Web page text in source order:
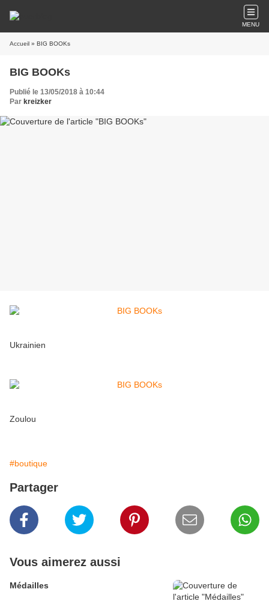
MENU
Accueil » BIG BOOKs
BIG BOOKs
Publié le 13/05/2018 à 10:44
Par kreizker
Ukrainien
Zoulou
#boutique
Partager
Vous aimerez aussi
Médailles